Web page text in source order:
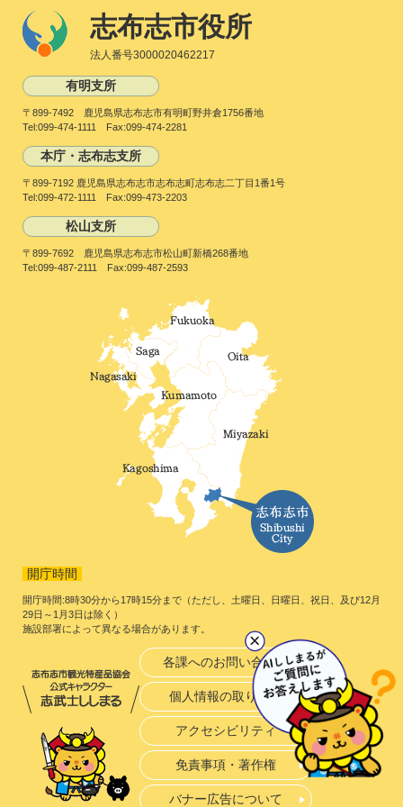
志布志市役所
法人番号3000020462217
有明支所
〒899-7492 鹿児島県志布志市有明町野井倉1756番地
Tel:099-474-1111 Fax:099-474-2281
本庁・志布志支所
〒899-7192 鹿児島県志布志市志布志町志布志二丁目1番1号
Tel:099-472-1111 Fax:099-473-2203
松山支所
〒899-7692 鹿児島県志布志市松山町新橋268番地
Tel:099-487-2111 Fax:099-487-2593
開庁時間
開庁時間:8時30分から17時15分まで（ただし、土曜日、日曜日、祝日、及び12月
29日～1月3日は除く）
施設部署によって異なる場合があります。
各課へのお問い合わせ
個人情報の取り扱い
アクセシビリティ
免責事項・著作権
バナー広告について